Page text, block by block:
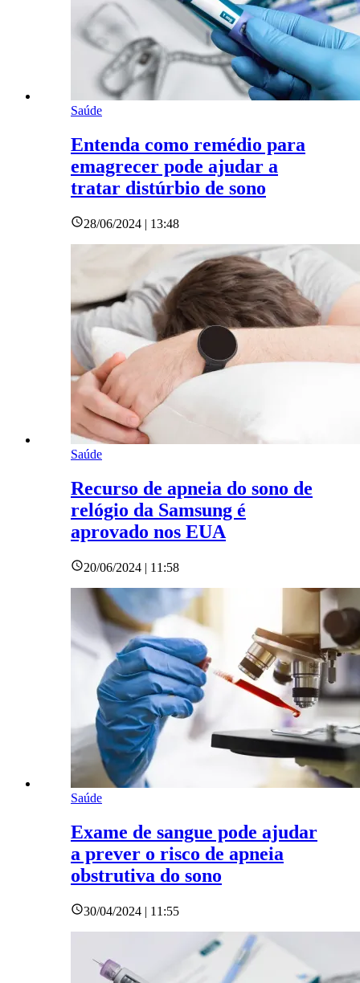
Saúde
Entenda como remédio para
emagrecer pode ajudar a
tratar distúrbio de sono
28/06/2024 | 13:48
Saúde
Recurso de apneia do sono de
relógio da Samsung é
aprovado nos EUA
20/06/2024 | 11:58
Saúde
Exame de sangue pode ajudar
a prever o risco de apneia
obstrutiva do sono
30/04/2024 | 11:55